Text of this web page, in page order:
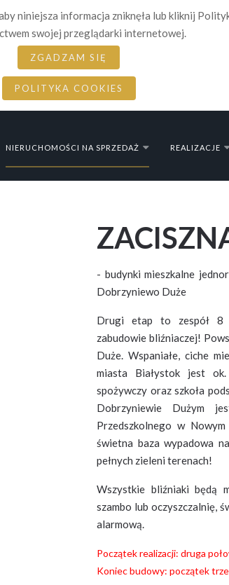
niniejsza informacja zniknęła lub kliknij
swojej przeglądarki internetowej.
ZGADZAM SIĘ
POLITYKA COOKIES
NIERUCHOMOŚCI NA SPRZEDAŻ REALIZACJE
- budynki mieszkalne
Dobrzyniewo Duże
Drugi etap to zespół 8
zabudowie bliźniaczej!
Duże. Wspaniałe, ciche
miasta Białystok jest
spożywczy oraz szkoła
Dobrzyniewie Dużym
Przedszkolnego w
świetna baza wypadowa
pełnych zieleni terenach!
Wszystkie bliźniaki będą
szambo lub oczyszczalnię,
alarmową.
Początek realizacji: druga
Koniec budowy: początek